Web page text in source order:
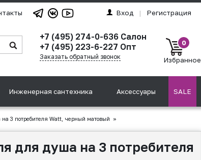
Вход | Регистрация
+7 (495) 274-0-636 Салон
+7 (495) 223-6-227 Опт
Заказать обратный звонок
0
Избранное
Инженерная сантехника Аксессуары SALE
на 3 потребителя Watt, черный матовый »
для душа на 3 потребителя